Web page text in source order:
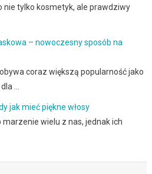
nie tylko kosmetyk, ale prawdziwy
– nowoczesny sposób na
coraz większą popularność jako
…
jak mieć piękne włosy
marzenie wielu z nas, jednak ich